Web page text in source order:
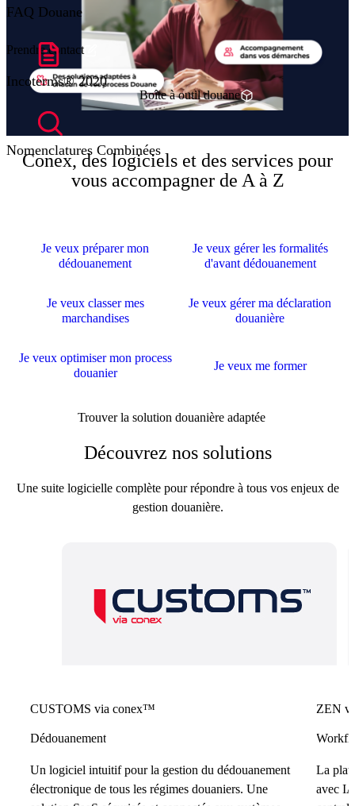
Prendre contact
Boîte à outil douane
Conex, des logiciels et des services pour
vous accompagner de A à Z
Je veux préparer mon
dédouanement
Je veux gérer les formalités
d'avant dédouanement
Je veux classer mes
marchandises
Je veux gérer ma déclaration
douanière
Je veux optimiser mon process
douanier
Je veux me former
Trouver la solution douanière adaptée
Découvrez nos solutions
Une suite logicielle complète pour répondre à tous vos enjeux de
gestion douanière.
CUSTOMS via conex™
Dédouanement
Un logiciel intuitif pour la gestion du dédouanement
électronique de tous les régimes douaniers. Une
ZEN
La
avec
FAQ Douane
Incoterms® 2020
Nomenclatures Combinées